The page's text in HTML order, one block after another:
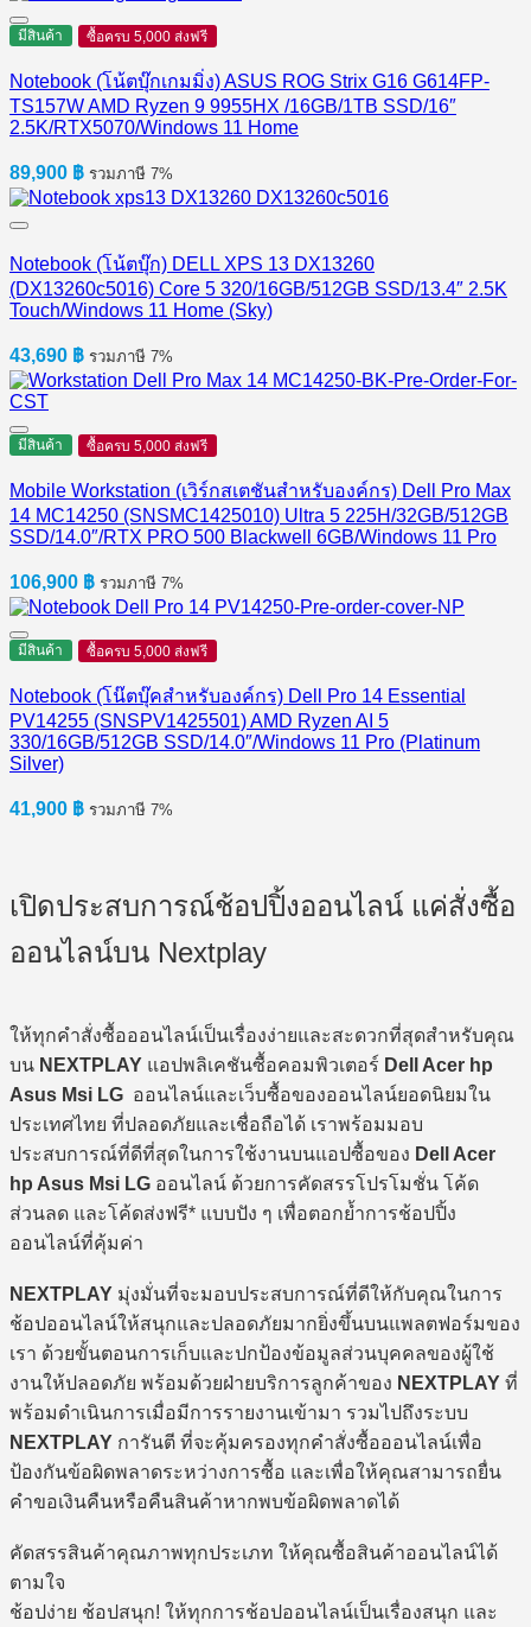
มีสินค้า ซื้อครบ 5,000 ส่งฟรี
Notebook (โน้ตบุ๊กเกมมิ่ง) ASUS ROG Strix G16 G614FP-
TS157W AMD Ryzen 9 9955HX /16GB/1TB SSD/16″
2.5K/RTX5070/Windows 11 Home
89,900 ฿ รวมภาษี 7%
Notebook (โน้ตบุ๊ก) DELL XPS 13 DX13260
(DX13260c5016) Core 5 320/16GB/512GB SSD/13.4″ 2.5K
Touch/Windows 11 Home (Sky)
43,690 ฿ รวมภาษี 7%
มีสินค้า ซื้อครบ 5,000 ส่งฟรี
Mobile Workstation (เวิร์กสเตชันสำหรับองค์กร) Dell Pro Max
14 MC14250 (SNSMC1425010) Ultra 5 225H/32GB/512GB
SSD/14.0″/RTX PRO 500 Blackwell 6GB/Windows 11 Pro
106,900 ฿ รวมภาษี 7%
มีสินค้า ซื้อครบ 5,000 ส่งฟรี
Notebook (โน๊ตบุ๊คสำหรับองค์กร) Dell Pro 14 Essential
PV14255 (SNSPV1425501) AMD Ryzen AI 5
330/16GB/512GB SSD/14.0″/Windows 11 Pro (Platinum
Silver)
41,900 ฿ รวมภาษี 7%
เปิดประสบการณ์ช้อปปิ้งออนไลน์ แค่สั่งซื้อ
ออนไลน์บน Nextplay
ให้ทุกคำสั่งซื้อออนไลน์เป็นเรื่องง่ายและสะดวกที่สุดสำหรับคุณ
บน NEXTPLAY แอปพลิเคชันซื้อคอมพิวเตอร์ Dell Acer hp
Asus Msi LG ออนไลน์และเว็บซื้อของออนไลน์ยอดนิยมใน
ประเทศไทย ที่ปลอดภัยและเชื่อถือได้ เราพร้อมมอบ
ประสบการณ์ที่ดีที่สุดในการใช้งานบนแอปซื้อของ Dell Acer
hp Asus Msi LG ออนไลน์ ด้วยการคัดสรรโปรโมชั่น โค้ด
ส่วนลด และโค้ดส่งฟรี* แบบปัง ๆ เพื่อตอกย้ำการช้อปปิ้ง
ออนไลน์ที่คุ้มค่า
NEXTPLAY มุ่งมั่นที่จะมอบประสบการณ์ที่ดีให้กับคุณในการ
ช้อปออนไลน์ให้สนุกและปลอดภัยมากยิ่งขึ้นบนแพลตฟอร์มของ
เรา ด้วยขั้นตอนการเก็บและปกป้องข้อมูลส่วนบุคคลของผู้ใช้
งานให้ปลอดภัย พร้อมด้วยฝ่ายบริการลูกค้าของ NEXTPLAY ที่
พร้อมดำเนินการเมื่อมีการรายงานเข้ามา รวมไปถึงระบบ
NEXTPLAY การันตี ที่จะคุ้มครองทุกคำสั่งซื้อออนไลน์เพื่อ
ป้องกันข้อผิดพลาดระหว่างการซื้อ และเพื่อให้คุณสามารถยื่น
คำขอเงินคืนหรือคืนสินค้าหากพบข้อผิดพลาดได้
คัดสรรสินค้าคุณภาพทุกประเภท ให้คุณซื้อสินค้าออนไลน์ได้
ตามใจ
ช้อปง่าย ช้อปสนุก! ให้ทุกการช้อปออนไลน์เป็นเรื่องสนุก และ